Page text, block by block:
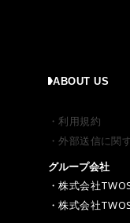
ABOUT US
・利用規約
・外部送信に関
グループ会社
・株式会社
・株式会社